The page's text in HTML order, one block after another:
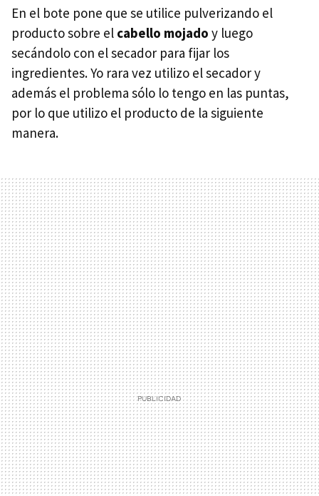
En el bote pone que se utilice pulverizando el
producto sobre el cabello mojado y luego
secándolo con el secador para fijar los
ingredientes. Yo rara vez utilizo el secador y
además el problema sólo lo tengo en las puntas,
por lo que utilizo el producto de la siguiente
manera.